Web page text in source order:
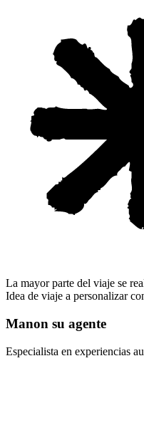
La mayor parte del viaje se
Idea de viaje a personalizar
Manon su agente
Especialista en experiencias